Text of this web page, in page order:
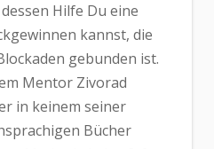
Hilfe Du eine
kannst, die
gebunden ist.
Mentor Zivorad
in keinem seiner
Bücher